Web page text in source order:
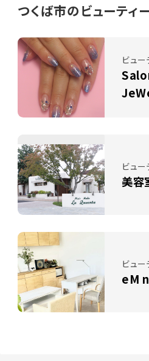
つくば市のビューティ
ビュ
ビュ
美
ビュ
eM